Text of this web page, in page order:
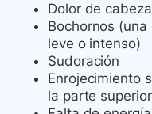
Dolor de cabeza
Bochornos
leve o intenso)
Sudoración
Enrojecimiento
la parte